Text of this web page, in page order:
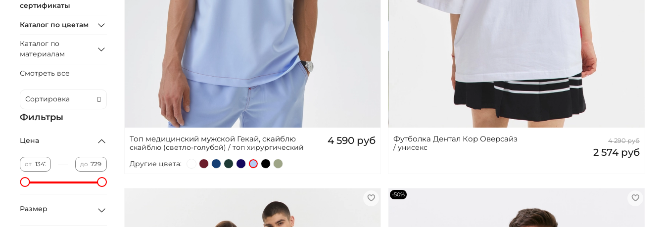
Топ медицинский мужской Гекай, скайблю
скайблю (светло-голубой) / топ хирургический
4 590 руб
Другие цвета:
Футболка Дентал Кор Оверсайз
/ унисекс
4 290 руб
2 574 руб
-50%
сертификаты
Каталог по цветам
Каталог по
материалам
Смотреть все
Фильтры
Цена
от до
Размер